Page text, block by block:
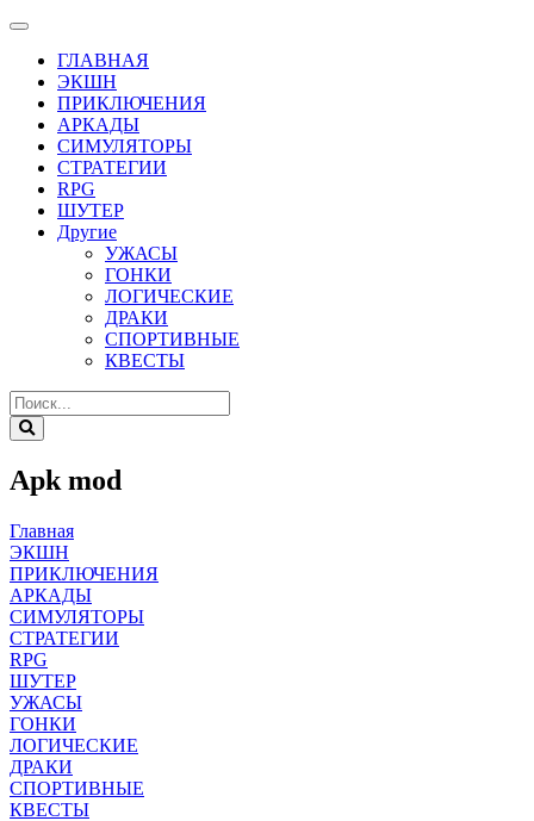
ГЛАВНАЯ
ЭКШН
ПРИКЛЮЧЕНИЯ
АРКАДЫ
СИМУЛЯТОРЫ
СТРАТЕГИИ
RPG
ШУТЕР
Другие
УЖАСЫ
ГОНКИ
ЛОГИЧЕСКИЕ
ДРАКИ
СПОРТИВНЫЕ
КВЕСТЫ
Apk mod
Главная
ЭКШН
ПРИКЛЮЧЕНИЯ
АРКАДЫ
СИМУЛЯТОРЫ
СТРАТЕГИИ
RPG
ШУТЕР
УЖАСЫ
ГОНКИ
ЛОГИЧЕСКИЕ
ДРАКИ
СПОРТИВНЫЕ
КВЕСТЫ